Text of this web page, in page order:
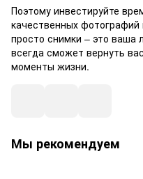
Поэтому инвестируйте
качественных
просто снимки – это ваша
всегда сможет вернуть
моменты жизни.
Мы рекомендуем